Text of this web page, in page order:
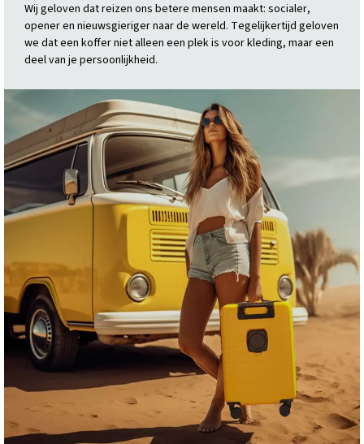
Wij geloven dat reizen ons betere mensen maakt: socialer,
opener en nieuwsgieriger naar de wereld. Tegelijkertijd geloven
we dat een koffer niet alleen een plek is voor kleding, maar een
deel van je persoonlijkheid.